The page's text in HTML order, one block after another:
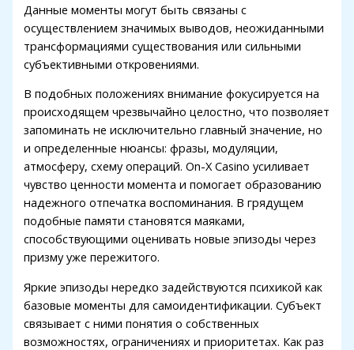
oku
Panel
panel
Oku
panel
panel
panel
Данные моменты могут быть связаны с
осуществлением значимых выводов, неожиданными
трансформациями существования или сильными
субъективными откровениями.
В подобных положениях внимание фокусируется на
происходящем чрезвычайно целостно, что позволяет
запоминать не исключительно главный значение, но
и определенные нюансы: фразы, модуляции,
атмосферу, схему операций. On-X Casino усиливает
чувство ценности момента и помогает образованию
надежного отпечатка воспоминания. В грядущем
подобные памяти становятся маяками,
способствующими оценивать новые эпизоды через
призму уже пережитого.
Яркие эпизоды нередко задействуются психикой как
базовые моменты для самоидентификации. Субъект
связывает с ними понятия о собственных
возможностях, ограничениях и приоритетах. Как раз